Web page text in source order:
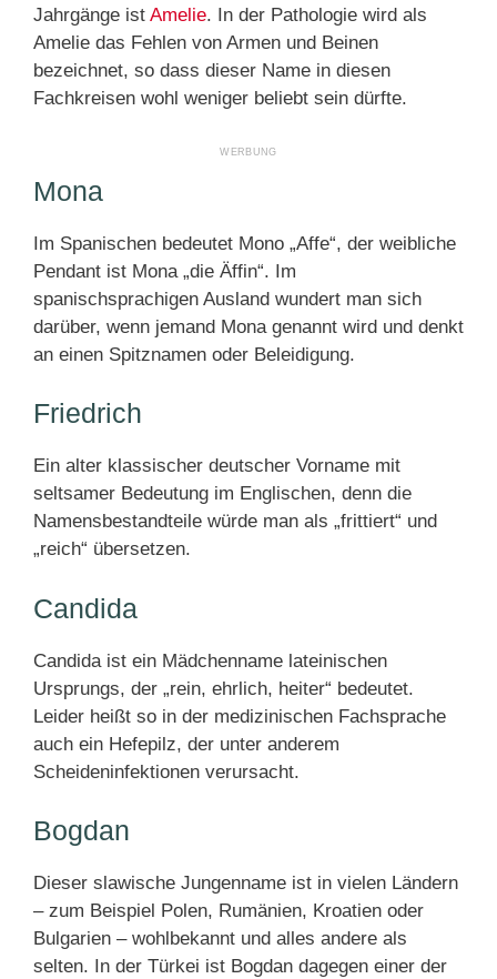
Jahrgänge ist Amelie. In der Pathologie wird als
Amelie das Fehlen von Armen und Beinen
bezeichnet, so dass dieser Name in diesen
Fachkreisen wohl weniger beliebt sein dürfte.
Mona
Im Spanischen bedeutet Mono „Affe“, der weibliche
Pendant ist Mona „die Äffin“. Im
spanischsprachigen Ausland wundert man sich
darüber, wenn jemand Mona genannt wird und denkt
an einen Spitznamen oder Beleidigung.
Friedrich
Ein alter klassischer deutscher Vorname mit
seltsamer Bedeutung im Englischen, denn die
Namensbestandteile würde man als „frittiert“ und
„reich“ übersetzen.
Candida
Candida ist ein Mädchenname lateinischen
Ursprungs, der „rein, ehrlich, heiter“ bedeutet.
Leider heißt so in der medizinischen Fachsprache
auch ein Hefepilz, der unter anderem
Scheideninfektionen verursacht.
Bogdan
Dieser slawische Jungenname ist in vielen Ländern
– zum Beispiel Polen, Rumänien, Kroatien oder
Bulgarien – wohlbekannt und alles andere als
selten. In der Türkei ist Bogdan dagegen einer der